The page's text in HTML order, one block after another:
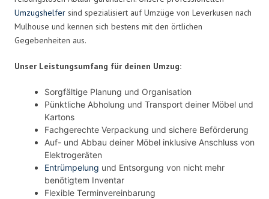
Umzugshelfer sind spezialisiert auf Umzüge von Leverkusen nach
Mulhouse und kennen sich bestens mit den örtlichen
Gegebenheiten aus.
Unser Leistungsumfang für deinen Umzug:
Sorgfältige Planung und Organisation
Pünktliche Abholung und Transport deiner Möbel und
Kartons
Fachgerechte Verpackung und sichere Beförderung
Auf- und Abbau deiner Möbel inklusive Anschluss von
Elektrogeräten
Entrümpelung und Entsorgung von nicht mehr
benötigtem Inventar
Flexible Terminvereinbarung